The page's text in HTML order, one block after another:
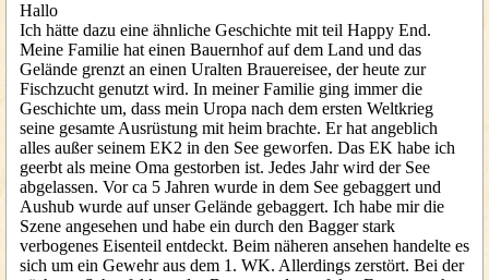
Hallo
Ich hätte dazu eine ähnliche Geschichte mit teil Happy End.
Meine Familie hat einen Bauernhof auf dem Land und das
Gelände grenzt an einen Uralten Brauereisee, der heute zur
Fischzucht genutzt wird. In meiner Familie ging immer die
Geschichte um, dass mein Uropa nach dem ersten Weltkrieg
seine gesamte Ausrüstung mit heim brachte. Er hat angeblich
alles außer seinem EK2 in den See geworfen. Das EK habe ich
geerbt als meine Oma gestorben ist. Jedes Jahr wird der See
abgelassen. Vor ca 5 Jahren wurde in dem See gebaggert und
Aushub wurde auf unser Gelände gebaggert. Ich habe mir die
Szene angesehen und habe ein durch den Bagger stark
verbogenes Eisenteil entdeckt. Beim näheren ansehen handelte es
sich um ein Gewehr aus dem 1. WK. Allerdings zerstört. Bei der